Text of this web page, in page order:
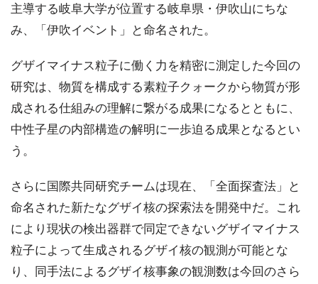
主導する岐阜大学が位置する岐阜県・伊吹山にちな
み、「伊吹イベント」と命名された。
グザイマイナス粒子に働く力を精密に測定した今回の
研究は、物質を構成する素粒子クォークから物質が形
成される仕組みの理解に繋がる成果になるとともに、
中性子星の内部構造の解明に一歩迫る成果となるとい
う。
さらに国際共同研究チームは現在、「全面探査法」と
命名された新たなグザイ核の探索法を開発中だ。これ
により現状の検出器群で同定できないグザイマイナス
粒子によって生成されるグザイ核の観測が可能とな
り、同手法によるグザイ核事象の観測数は今回のさら